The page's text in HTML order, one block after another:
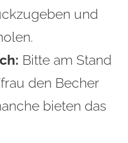
und
Bitte am Stand
den Becher
bieten das